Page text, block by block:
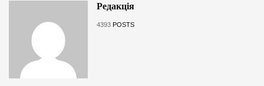
Редакція
4393 POSTS